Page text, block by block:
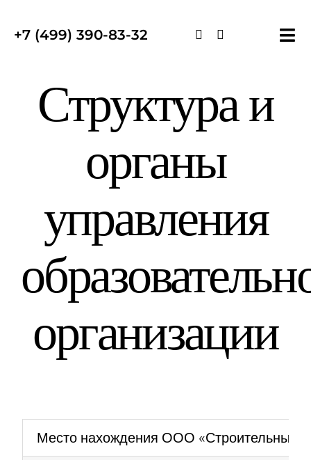
+7 (499) 390-83-32
Структура и
органы
управления
организации
Место нахождения ООО «Строительный